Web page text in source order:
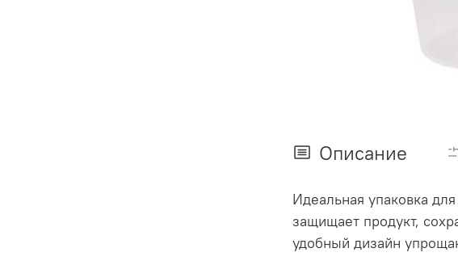
Описание
Идеальная упаковка
защищает продукт,
удобный дизайн